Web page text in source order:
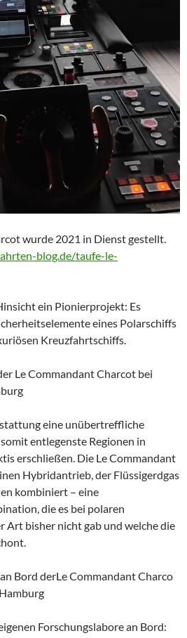
wurde 2021 in Dienst gestellt.
blog.de/taufe-le-
ein Pionierprojekt: Es
eines Polarschiffs
Kreuzfahrtschiffs.
eine unübertreffliche
entlegenste Regionen in
erschließen. Die Le Commandant
Hybridantrieb, der Flüssigerdgas
kombiniert – eine
die es bei polaren
Art bisher nicht gab und welche die
Forschungslabore an Bord: